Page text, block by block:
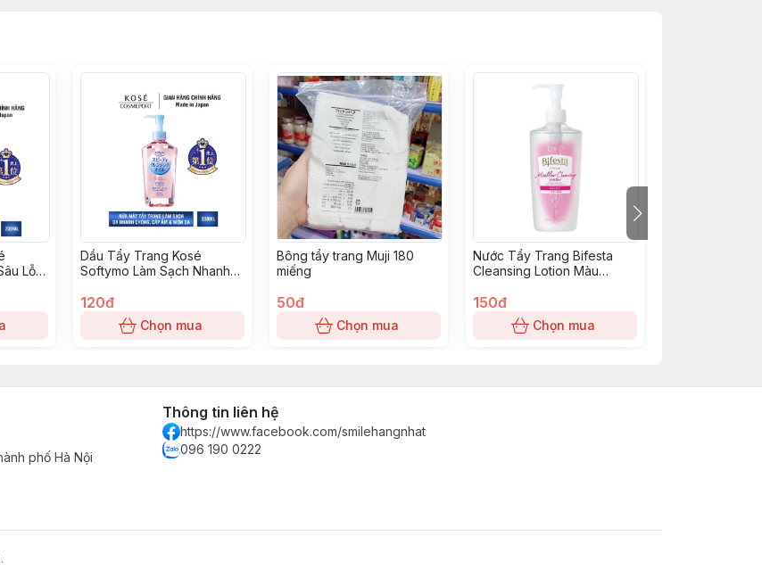
Lỗ
Dầu Tẩy Trang Kosé
Softymo Làm Sạch Nhanh
120đ
Chọn mua
Bông tẩy trang Muji 180
miếng
50đ
Chọn mua
Nước Tẩy Trang Bifesta
Cleansing Lotion Màu
150đ
Chọn mua
phố Hà Nội
Thông tin liên hệ
https://www.facebook.com/smilehangnhat
096 190 0222